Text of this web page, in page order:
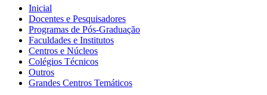
Inicial
Docentes e Pesquisadores
Programas de Pós-Graduação
Faculdades e Institutos
Centros e Núcleos
Colégios Técnicos
Outros
Grandes Centros Temáticos